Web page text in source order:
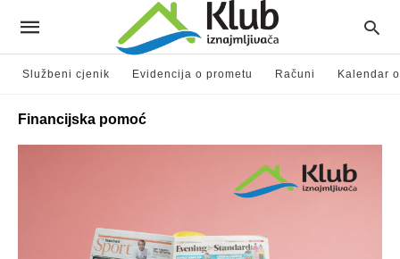
Službeni cjenik Evidencija o prometu Računi Kalendar
Financijska pomoć